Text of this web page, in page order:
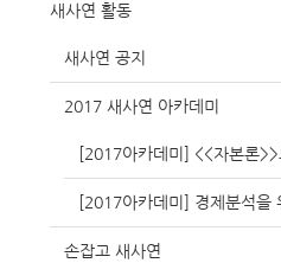
새사연 활동
새사연 공지
2017 새사연 아카데미
[2017아카데미] <<자본론
[2017아카데미] 경제분석을
손잡고 새사연